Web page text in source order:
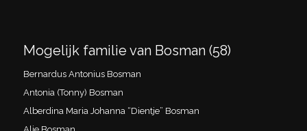
Mogelijk familie van Bosman (58)
Bernardus Antonius Bosman
Antonia (Tonny) Bosman
Alberdina Maria Johanna “Dientje” Bosman